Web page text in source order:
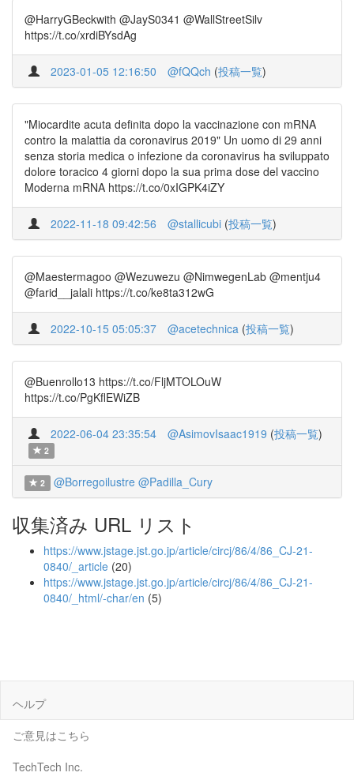
@HarryGBeckwith @JayS0341 @WallStreetSilv
https://t.co/xrdiBYsdAg
2023-01-05 12:16:50 @fQQch (投稿一覧)
"Miocardite acuta definita dopo la vaccinazione con mRNA
contro la malattia da coronavirus 2019" Un uomo di 29 anni
senza storia medica o infezione da coronavirus ha sviluppato
dolore toracico 4 giorni dopo la sua prima dose del vaccino
Moderna mRNA https://t.co/0xIGPK4iZY
2022-11-18 09:42:56 @stallicubi (投稿一覧)
@Maestermagoo @Wezuwezu @NimwegenLab @mentju4
@farid__jalali https://t.co/ke8ta312wG
2022-10-15 05:05:37 @acetechnica (投稿一覧)
@Buenrollo13 https://t.co/FljMTOLOuW
https://t.co/PgKflEWiZB
2022-06-04 23:35:54 @AsimovIsaac1919 (投稿一覧)
2
2 @Borregoilustre @Padilla_Cury
収集済み URL リスト
https://www.jstage.jst.go.jp/article/circj/86/4/86_CJ-21-
0840/_article (20)
https://www.jstage.jst.go.jp/article/circj/86/4/86_CJ-21-
0840/_html/-char/en (5)
ヘルプ
ご意見はこちら
TechTech Inc.